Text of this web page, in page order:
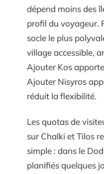
dépend moins des
profil du voyageur.
socle le plus
village accessible,
Ajouter Kos
Ajouter Nisyros
réduit la flexibilité.
Les quotas de
sur Chalki et Tilos
simple : dans le
planifiés quelques